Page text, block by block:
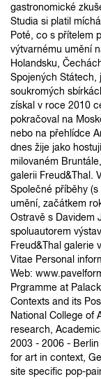
gastronomické
Studia si platil
Poté, co s přítelem
výtvarnému umění
Holandsku,
Spojených Státech,
soukromých
získal v roce 2010
pokračoval na
nebo na přehlídce
dnes žije jako
milovaném
galerii Freud&Thal.
Společné příběhy
umění, začátkem
Ostravě s Davidem
spoluautorem
Freud&Thal galerie
Vitae Personal
Web:
Prgramme at
Contexts and its
National College of
research,
2003 - 2006 -
for art in context,
site specific pop-